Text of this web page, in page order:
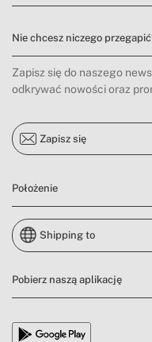
Nie chcesz niczego
Zapisz się do naszego
odkrywać nowości oraz
Zapisz się
Położenie
Shipping to
Pobierz naszą aplikację